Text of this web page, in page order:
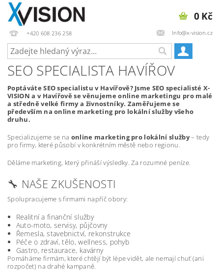
+420 608 236 258 Info@x-vision.cz
0 Kč
SEO SPECIALISTA HAVÍŘOV
Poptáváte SEO specialistu v Havířově? Jsme SEO specialisté X-
VISION a v Havířově se věnujeme online marketingu pro malé
a středně velké firmy a živnostníky. Zaměřujeme se
především na online marketing pro lokální služby všeho
druhu.
Specializujeme se na online marketing pro lokální služby– tedy
pro firmy, které působí v konkrétním městě nebo regionu.
Děláme marketing, který přináší výsledky. Za rozumné peníze.
🔧 NAŠE ZKUŠENOSTI
Spolupracujeme s firmami napříč obory:
Realitní a finanční služby
Auto-moto, servisy, půjčovny
Řemesla, stavebnictví, rekonstrukce
Péče o zdraví, tělo, wellness, pohyb
Gastro, restaurace, kavárny
Pomáháme firmám, které chtějí být lépe vidět, ale nemají chuť (ani
rozpočet) na drahé kampaně.